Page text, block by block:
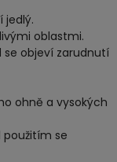
jedlý.
oblastmi.
se objeví zarudnutí
ohně a vysokých
se